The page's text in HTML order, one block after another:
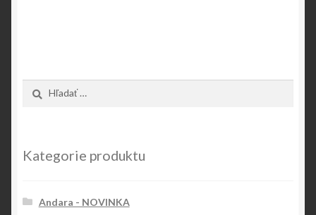
Kategorie produktu
Andara - NOVINKA